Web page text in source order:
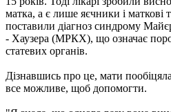
матка, а є лише яєчники і маткові
поставили діагноз синдрому
- Хаузера (МРКХ), що означає
статевих органів.
Дізнавшись про це, мати
все можливе, щоб допомогти.